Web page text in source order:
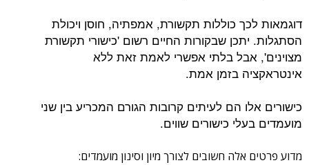
דוגמאות לכך כוללות תקשורת, אמפתיה, חוסן ויכולת
הסתגלות. יתכן שבקורות החיים רשום 'כישורי תקשורת
מצוינים', אבל בלתי אפשרי לאמת זאת ללא
אינטראקציה בזמן אמת.
כישורים אלו הם לעיתים קרובות הגורם המכריע בין שני
מועמדים בעלי כישורים שווים.
מדוע פרטים אלה חשובים לצורך מיון וסינון מועמדים: